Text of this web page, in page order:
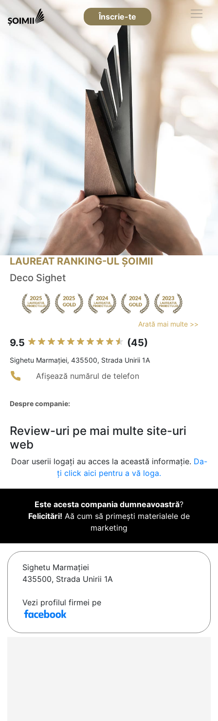
Înscrie-te
LAUREAT RANKING-UL ȘOIMII
Deco Sighet
Arată mai multe >>
9.5 (45)
Sighetu Marmaţiei, 435500, Strada Unirii 1A
Afișează numărul de telefon
Despre companie:
Review-uri pe mai multe site-uri
web
Doar userii logați au acces la această informație. Da-
ți click aici pentru a vă loga.
Este acesta compania dumneavoastră?
Felicitări! Aă cum să primești materialele de
marketing
Sighetu Marmaţiei
435500, Strada Unirii 1A
Vezi profilul firmei pe